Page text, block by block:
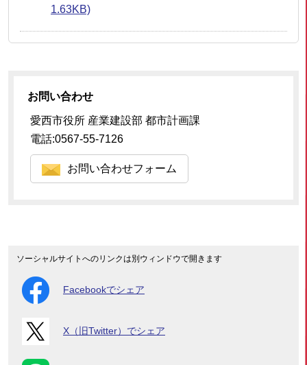
1.63KB)
お問い合わせ
愛西市役所 産業建設部 都市計画課
電話:0567-55-7126
お問い合わせフォーム
ソーシャルサイトへのリンクは別ウィンドウで開きます
Facebookでシェア
X（旧Twitter）でシェア